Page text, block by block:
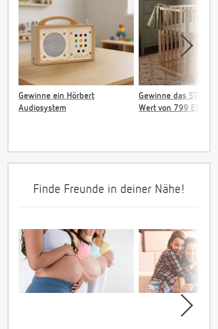
Gewinne ein Hörbert
Audiosystem
Gewinne das
Wert von 799 EUR
Finde Freunde in deiner Nähe!